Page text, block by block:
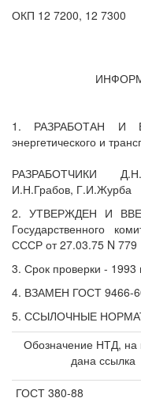
ОКП 12 7200, 12 7300
1. РАЗРАБОТАН И
энергетического и
РАЗРАБОТЧИКИ
И.Н.Грабов, Г.И.Журба
2. УТВЕРЖДЕН И
Государственного
СССР от 27.03.75 N 779
3. Срок проверки - 1993
4. ВЗАМЕН ГОСТ 9466-
5. ССЫЛОЧНЫЕ
Обозначение НТД, на
дана ссылка
ГОСТ 380-88